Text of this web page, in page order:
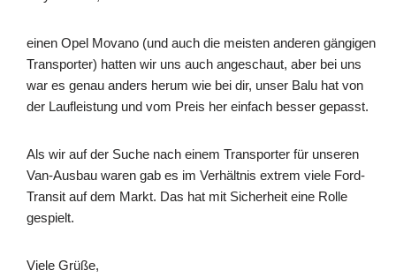
einen Opel Movano (und auch die meisten anderen gängigen
Transporter) hatten wir uns auch angeschaut, aber bei uns
war es genau anders herum wie bei dir, unser Balu hat von
der Laufleistung und vom Preis her einfach besser gepasst.
Als wir auf der Suche nach einem Transporter für unseren
Van-Ausbau waren gab es im Verhältnis extrem viele Ford-
Transit auf dem Markt. Das hat mit Sicherheit eine Rolle
gespielt.
Viele Grüße,